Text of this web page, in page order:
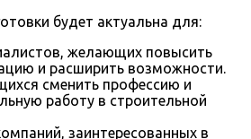
будет актуальна для:
желающих повысить
и расширить возможности.
сменить профессию и
работу в строительной
заинтересованных в